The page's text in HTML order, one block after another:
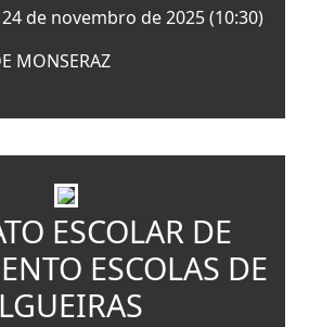
de novembro de 2025 (10:30)
MONSERAZ
ESCOLAR DE
ESCOLAS DE